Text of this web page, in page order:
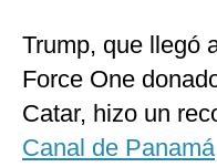
Trump, que llegó
Force One
Catar, hizo un
Canal de Panamá